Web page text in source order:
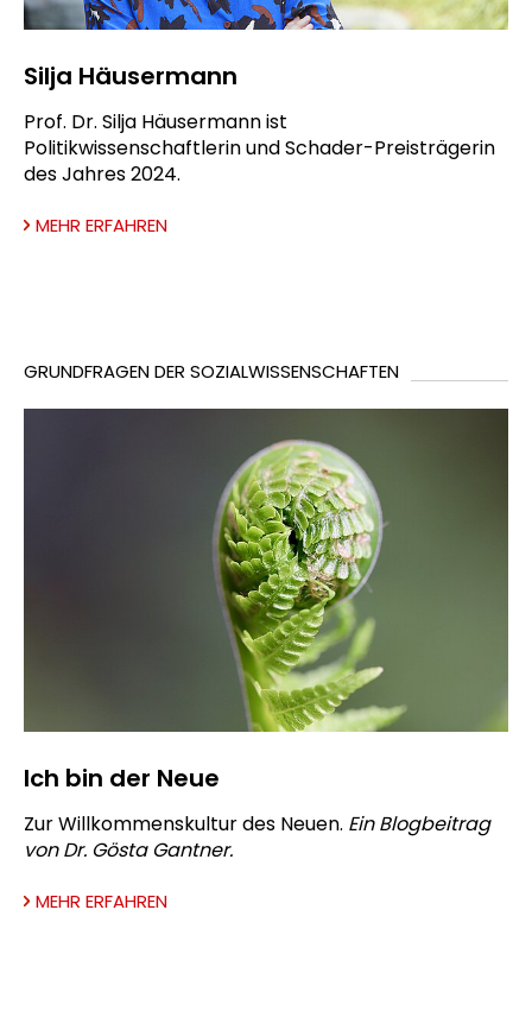
Silja Häusermann
Prof. Dr. Silja Häusermann ist
Politikwissenschaftlerin und Schader-Preisträgerin
des Jahres 2024.
MEHR ERFAHREN
GRUNDFRAGEN DER SOZIALWISSENSCHAFTEN
Ich bin der Neue
Zur Willkommenskultur des Neuen. Ein Blogbeitrag
von Dr. Gösta Gantner.
MEHR ERFAHREN